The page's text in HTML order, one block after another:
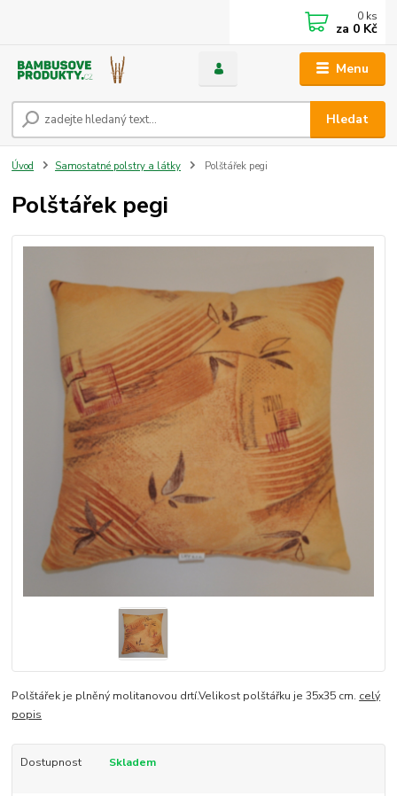
Menu
Hledat
0 ks
za 0 Kč
Úvod Samostatné polstry a látky Polštářek pegi
Polštářek pegi
Polštářek je plněný molitanovou drtí.Velikost polštářku je 35x35 cm. celý
popis
Dostupnost Skladem